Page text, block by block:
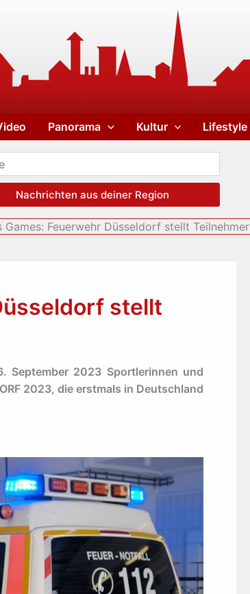
Panorama Kultur Lifestyle
Nachrichten aus deiner Region
Games: Feuerwehr Düsseldorf stellt Teilnehmer
stellt
September 2023 Sportlerinnen und
2023, die erstmals in Deutschland